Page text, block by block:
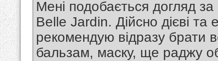
Мені подобається догляд
Belle Jardin. Дійсно дієві
рекомендую відразу брати
бальзам, маску, ще раджу